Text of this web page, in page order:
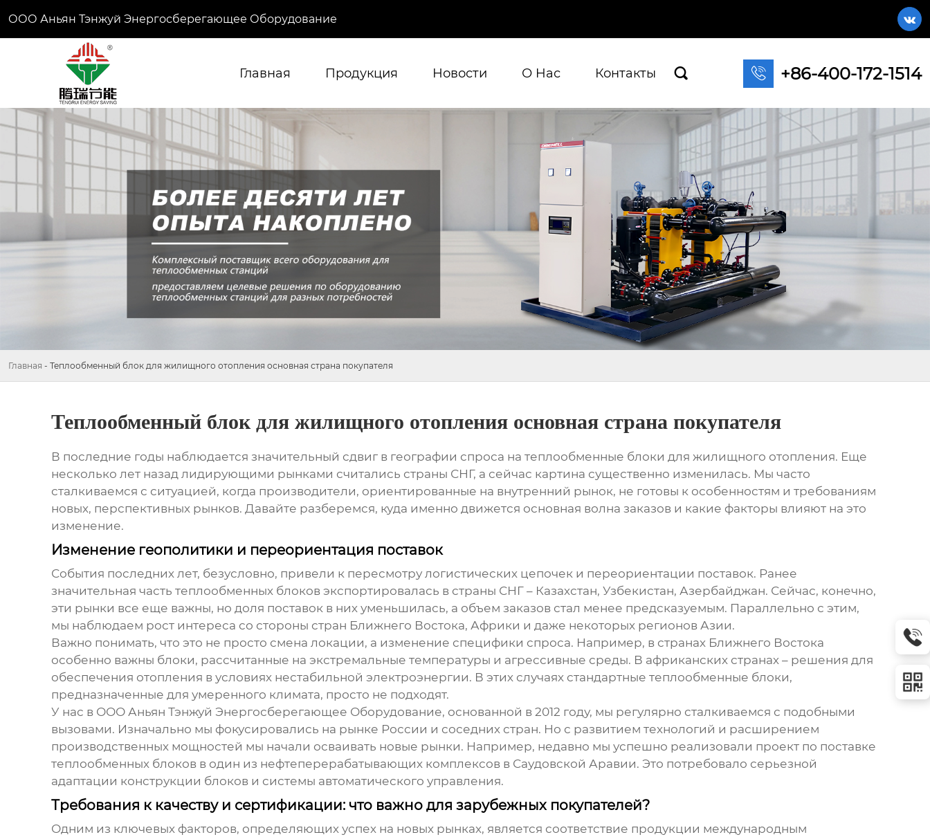
ООО Аньян Тэнжуй Энергосберегающее Оборудование 
Главная Продукция Новости О Hас Контакты   +86-400-172-1514
Главная - Теплообменный блок для жилищного отопления основная страна покупателя
Теплообменный блок для жилищного отопления основная страна покупателя
В последние годы наблюдается значительный сдвиг в географии спроса на теплообменные блоки для жилищного отопления. Еще
несколько лет назад лидирующими рынками считались страны СНГ, а сейчас картина существенно изменилась. Мы часто
сталкиваемся с ситуацией, когда производители, ориентированные на внутренний рынок, не готовы к особенностям и требованиям
новых, перспективных рынков. Давайте разберемся, куда именно движется основная волна заказов и какие факторы влияют на это
изменение.
Изменение геополитики и переориентация поставок
События последних лет, безусловно, привели к пересмотру логистических цепочек и переориентации поставок. Ранее
значительная часть теплообменных блоковэкспортировалась в страны СНГ – Казахстан, Узбекистан, Азербайджан. Сейчас, конечно,
эти рынки все еще важны, но доля поставок в них уменьшилась, а объем заказов стал менее предсказуемым. Параллельно с этим,
мы наблюдаем рост интереса со стороны стран Ближнего Востока, Африки и даже некоторых регионов Азии.
Важно понимать, что это не просто смена локации, а изменение специфики спроса. Например, в странах Ближнего Востока
особенно важны блоки, рассчитанные на экстремальные температуры и агрессивные среды. В африканских странах – решения для
обеспечения отопления в условиях нестабильной электроэнергии. В этих случаях стандартные теплообменные блоки,
предназначенные для умеренного климата, просто не подходят.
У нас в ООО Аньян Тэнжуй Энергосберегающее Оборудование, основанной в 2012 году, мы регулярно сталкиваемся с подобными
вызовами. Изначально мы фокусировались на рынке России и соседних стран. Но с развитием технологий и расширением
производственных мощностей мы начали осваивать новые рынки. Например, недавно мы успешно реализовали проект по поставке
теплообменных блоковв один из нефтеперерабатывающих комплексов в Саудовской Аравии. Это потребовало серьезной
адаптации конструкции блоков и системы автоматического управления.
Требования к качеству и сертификации: что важно для зарубежных покупателей?
Одним из ключевых факторов, определяющих успех на новых рынках, является соответствие продукции международным